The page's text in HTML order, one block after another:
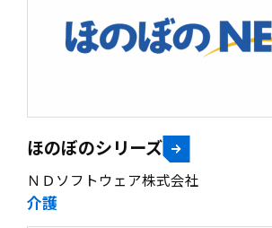
お客様サポート
お電話でのお問い合わせ
平日 9:15~17:45
ほのぼのシリーズ
ＮＤソフトウェア株式会社
介護